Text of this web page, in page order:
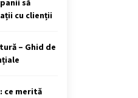
să
cu clienții
– Ghid de
ce merită